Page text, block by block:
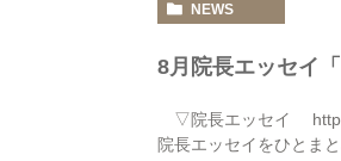
NEWS
8月院長エッセイ
▽院長エッセイ
院長エッセイをひとま